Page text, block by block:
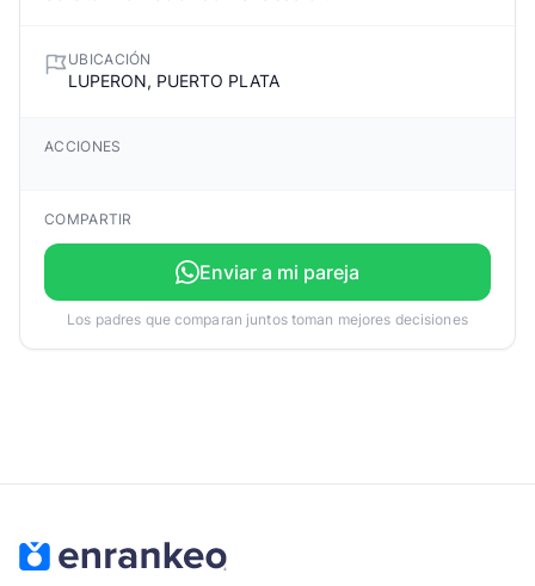
UBICACIÓN
LUPERON, PUERTO PLATA
ACCIONES
COMPARTIR
Enviar a mi pareja
Los padres que comparan juntos toman mejores decisiones